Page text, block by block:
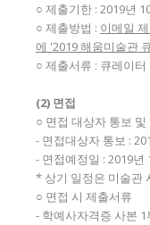
○ 제출기한 : 2019년
○ 제출방법 : 이메일
에 '2019해움미술관
○ 제출서류 : 큐레이
(2) 면접
○ 면접 대상자 통보 및
- 면접대상자 통보 :
- 면접예정일 : 2019
* 상기 일정은 미술관
○ 면접 시 제출서류
- 학예사자격증 사본 1